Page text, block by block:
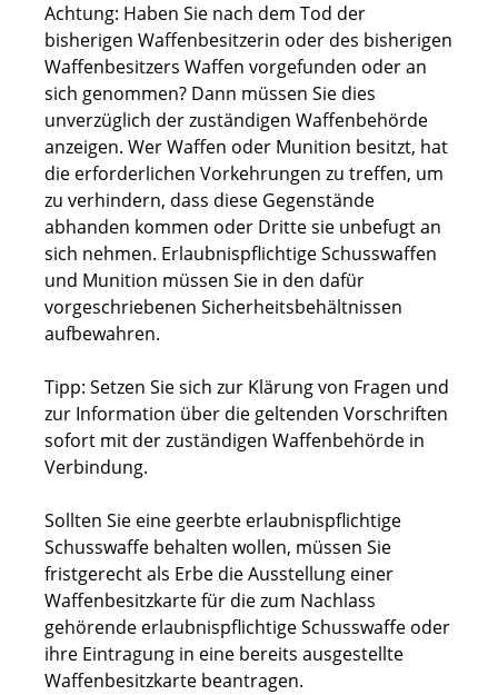
Achtung: Haben Sie nach dem Tod der
bisherigen Waffenbesitzerin oder des bisherigen
Waffenbesitzers Waffen vorgefunden oder an
sich genommen? Dann müssen Sie dies
unverzüglich der zuständigen Waffenbehörde
anzeigen. Wer Waffen oder Munition besitzt, hat
die erforderlichen Vorkehrungen zu treffen, um
zu verhindern, dass diese Gegenstände
abhanden kommen oder Dritte sie unbefugt an
sich nehmen. Erlaubnispflichtige Schusswaffen
und Munition müssen Sie in den dafür
vorgeschriebenen Sicherheitsbehältnissen
aufbewahren.
Tipp: Setzen Sie sich zur Klärung von Fragen und
zur Information über die geltenden Vorschriften
sofort mit der zuständigen Waffenbehörde in
Verbindung.
Sollten Sie eine geerbte erlaubnispflichtige
Schusswaffe behalten wollen, müssen Sie
fristgerecht als Erbe die Ausstellung einer
Waffenbesitzkarte für die zum Nachlass
gehörende erlaubnispflichtige Schusswaffe oder
ihre Eintragung in eine bereits ausgestellte
Waffenbesitzkarte beantragen.